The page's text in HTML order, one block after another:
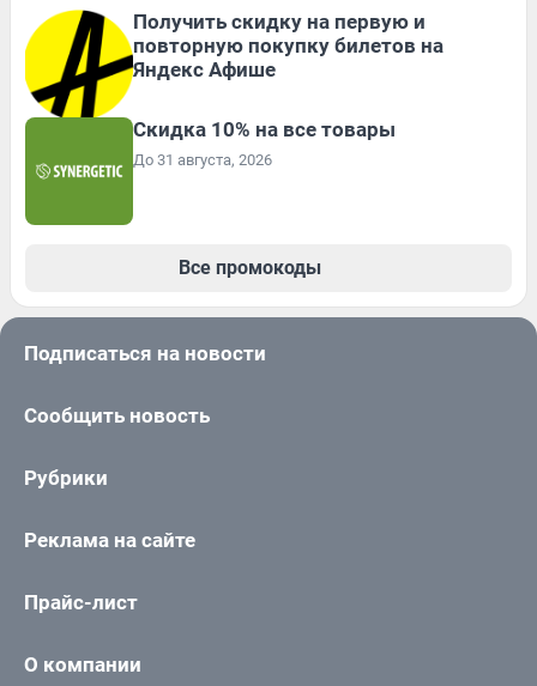
Получить скидку на первую и
повторную покупку билетов на
Яндекс Афише
Скидка 10% на все товары
До 31 августа, 2026
Все промокоды
Подписаться на новости
Сообщить новость
Рубрики
Реклама на сайте
Прайс-лист
О компании